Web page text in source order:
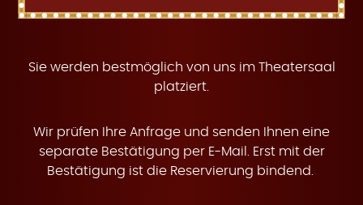
r Sie werden bestmöglich von uns im Theatersaal
platziert.
Wir prüfen Ihre Anfrage und senden Ihnen eine
separate Bestätigung per E-Mail. Erst mit der
Bestätigung ist die Reservierung bindend.